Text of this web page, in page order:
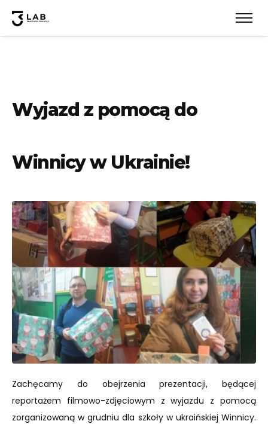
Wyjazd z pomocą do
Winnicy w Ukrainie!
Zachęcamy do obejrzenia prezentacji, będącej
reportażem filmowo-zdjęciowym z wyjazdu z pomocą
zorganizowaną w grudniu dla szkoły w ukraińskiej Winnicy.